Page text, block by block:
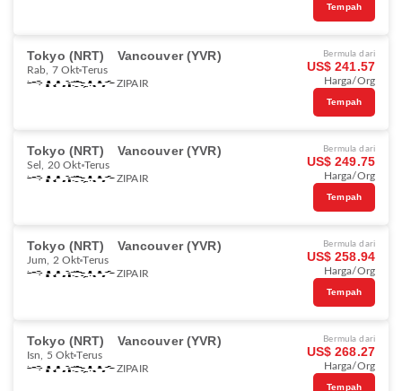
Tempah
Tokyo (NRT) Vancouver (YVR)
Rab, 7 Okt Terus
ZIPAIR
Bermula dari
US$ 241.57
Harga/Org
Tempah
Tokyo (NRT) Vancouver (YVR)
Sel, 20 Okt Terus
ZIPAIR
Bermula dari
US$ 249.75
Harga/Org
Tempah
Tokyo (NRT) Vancouver (YVR)
Jum, 2 Okt Terus
ZIPAIR
Bermula dari
US$ 258.94
Harga/Org
Tempah
Tokyo (NRT) Vancouver (YVR)
Isn, 5 Okt Terus
ZIPAIR
Bermula dari
US$ 268.27
Harga/Org
Tempah